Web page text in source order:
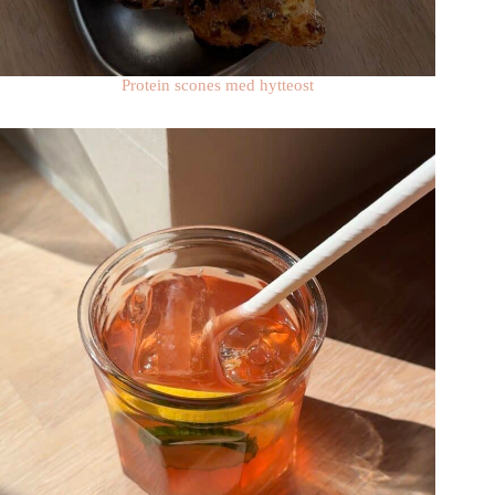
Protein scones med hytteost